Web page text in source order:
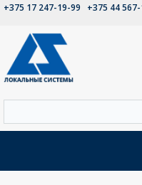
+375 17 247-19-99 +375 44